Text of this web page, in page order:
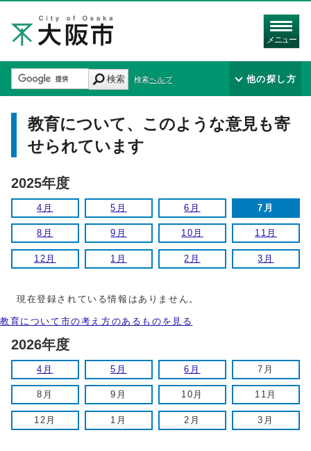
メニュー
検索 検索ヘルプ 他の探し方
教育について、このような意見も寄
せられています
2025年度
4月 5月 6月 7月
8月 9月 10月 11月
12月 1月 2月 3月
現在登録されている情報はありません。
教育について市の考え方のあるものを見る
2026年度
4月 5月 6月 7月
8月 9月 10月 11月
12月 1月 2月 3月